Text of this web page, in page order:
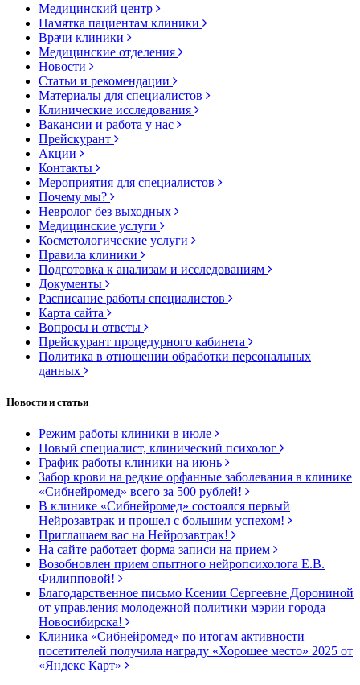
Медицинский центр
Памятка пациентам клиники
Врачи клиники
Медицинские отделения
Новости
Статьи и рекомендации
Материалы для специалистов
Клинические исследования
Вакансии и работа у нас
Прейскурант
Акции
Контакты
Мероприятия для специалистов
Почему мы?
Невролог без выходных
Медицинские услуги
Косметологические услуги
Правила клиники
Подготовка к анализам и исследованиям
Документы
Расписание работы специалистов
Карта сайта
Вопросы и ответы
Прейскурант процедурного кабинета
Политика в отношении обработки персональных
данных
Новости и статьи
Режим работы клиники в июле
Новый специалист, клинический психолог
График работы клиники на июнь
Забор крови на редкие орфанные заболевания в клинике
«Сибнейромед» всего за 500 рублей!
В клинике «Сибнейромед» состоялся первый
Нейрозавтрак и прошел с большим успехом!
Приглашаем вас на Нейрозавтрак!
На сайте работает форма записи на прием
Возобновлен прием опытного нейропсихолога Е.В.
Филипповой!
Благодарственное письмо Ксении Сергеевне Дорониной
от управления молодежной политики мэрии города
Новосибирска!
Клиника «Сибнейромед» по итогам активности
посетителей получила награду «Хорошее место» 2025 от
«Яндекс Карт»